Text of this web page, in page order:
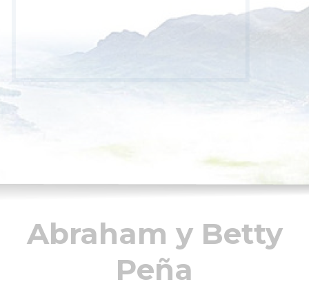
Abraham y Betty
Peña